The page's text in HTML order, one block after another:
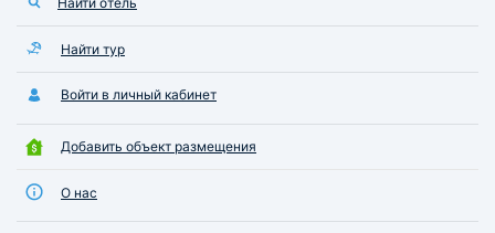
Найти тур
Войти в личный кабинет
Добавить объект размещения
О нас